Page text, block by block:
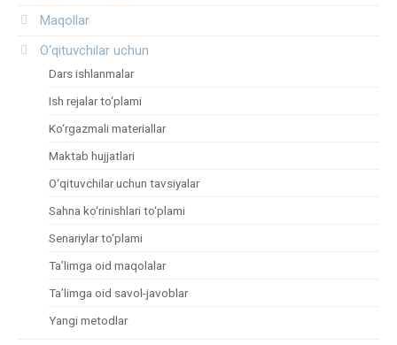
Maqollar
O‘qituvchilar uchun
Dars ishlanmalar
Ish rejalar to‘plami
Ko‘rgazmali materiallar
Maktab hujjatlari
O‘qituvchilar uchun tavsiyalar
Sahna ko‘rinishlari to‘plami
Senariylar to‘plami
Ta’limga oid maqolalar
Ta’limga oid savol-javoblar
Yangi metodlar